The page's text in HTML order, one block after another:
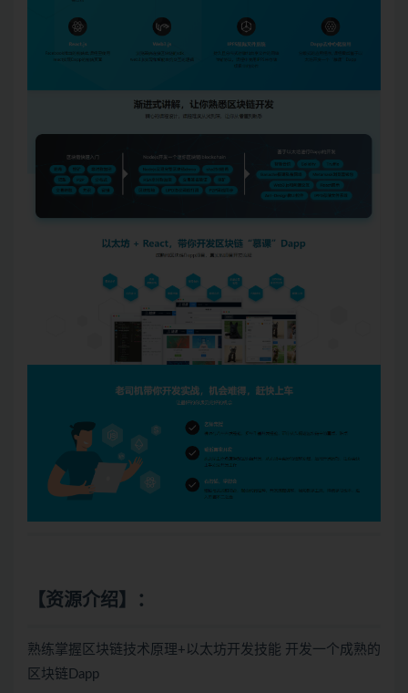
【资源介绍】：
熟练掌握区块链技术原理+以太坊开发技能 开发一个成熟的
区块链Dapp